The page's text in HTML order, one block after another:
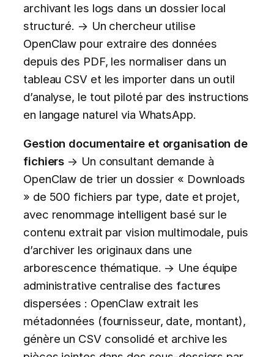
archivant les logs dans un dossier local
structuré. → Un chercheur utilise
OpenClaw pour extraire des données
depuis des PDF, les normaliser dans un
tableau CSV et les importer dans un outil
d’analyse, le tout piloté par des instructions
en langage naturel via WhatsApp.
Gestion documentaire et organisation de
fichiers → Un consultant demande à
OpenClaw de trier un dossier « Downloads
» de 500 fichiers par type, date et projet,
avec renommage intelligent basé sur le
contenu extrait par vision multimodale, puis
d’archiver les originaux dans une
arborescence thématique. → Une équipe
administrative centralise des factures
dispersées : OpenClaw extrait les
métadonnées (fournisseur, date, montant),
génère un CSV consolidé et archive les